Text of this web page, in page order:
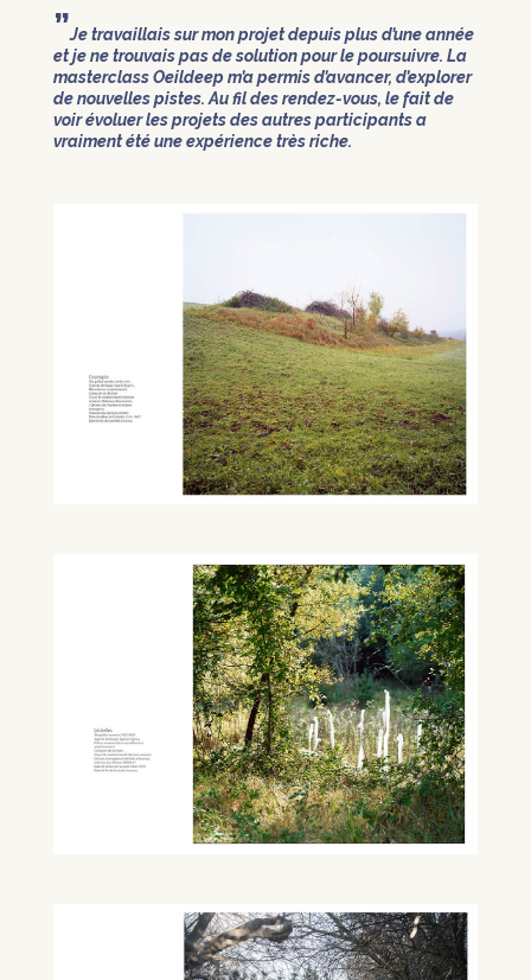
”Je travaillais sur mon projet depuis plus d’une année
et je ne trouvais pas de solution pour le poursuivre. La
masterclass Oeildeep m’a permis d’avancer, d’explorer
de nouvelles pistes. Au fil des rendez-vous, le fait de
voir évoluer les projets des autres participants a
vraiment été une expérience très riche.